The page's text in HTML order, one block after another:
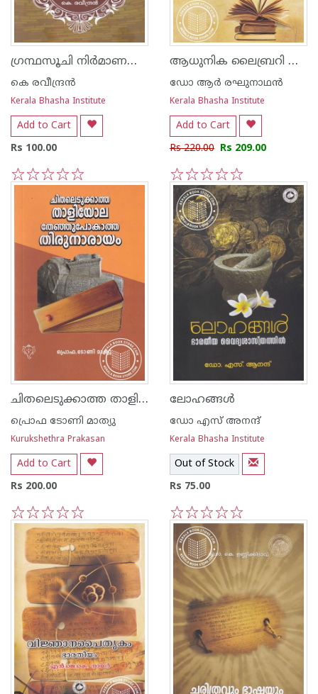
ഗ്രന്ഥസൂചി നിര്‍മാണവും വര്‍ഗീകരണവും
കെ രവീന്ദ്രന്‍
Kerala Bhasha Institute
Add to Cart
Rs 100.00
5
4
3
2
1
ആധുനിക ലൈബ്രറി പ്രവര്‍ത്തനം തത്വവും പ്രയോഗവും
ഡോ ആര്‍ രഘുനാഥന്‍
Kerala Bhasha Institute
Add to Cart
Rs 220.00 Rs 209.00
5
4
3
2
1
ചിതലെടുക്കാത്ത താളിയോല തേഞ്ഞു പോകാത്ത തിരുനാരായം
പ്രൊഫ ടോണി മാത്യു
Kurukshethra Prakasan
Add to Cart
Rs 200.00
5
4
3
2
1
ലോഹങ്ങള്‍
ഡോ എസ് അനന്ദ്
Kerala Bhasha Institute
Out of Stock
Rs 75.00
5
4
3
2
1